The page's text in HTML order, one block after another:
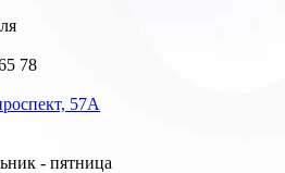
78
57А
- пятница